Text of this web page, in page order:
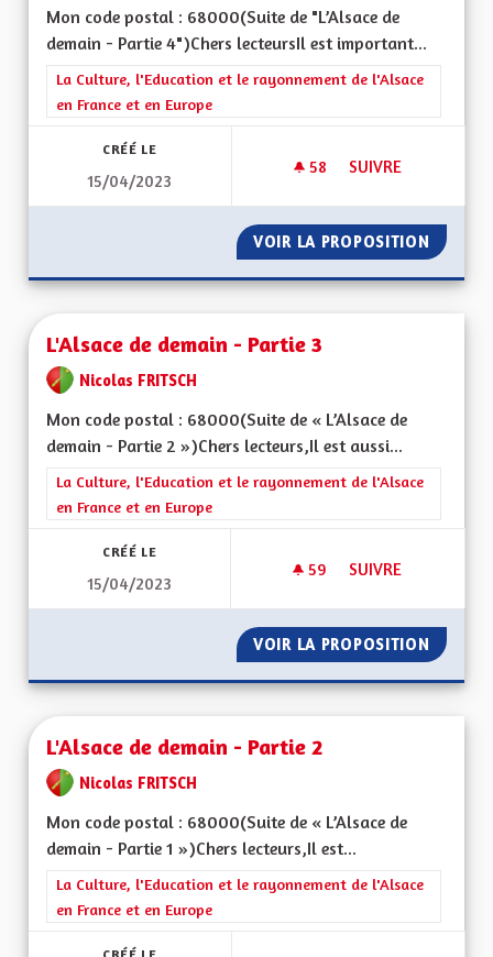
Mon code postal : 68000(Suite de "L’Alsace de
demain - Partie 4")Chers lecteursIl est important...
Filtrer les résultats de la catégorie : La Culture, l'Education et
La Culture, l'Education et le rayonnement de l'Alsace
en France et en Europe
CRÉÉ LE
15/04/2023
58 58 ABONNÉS
SUIVRE
VOIR LA PROPOSITION
L'Alsace de demain - Partie 3
Nicolas FRITSCH
Mon code postal : 68000(Suite de « L’Alsace de
demain - Partie 2 »)Chers lecteurs,Il est aussi...
Filtrer les résultats de la catégorie : La Culture, l'Education et
La Culture, l'Education et le rayonnement de l'Alsace
en France et en Europe
CRÉÉ LE
15/04/2023
59 59 ABONNÉS
SUIVRE
VOIR LA PROPOSITION
L'Alsace de demain - Partie 2
Nicolas FRITSCH
Mon code postal : 68000(Suite de « L’Alsace de
demain - Partie 1 »)Chers lecteurs,Il est...
Filtrer les résultats de la catégorie : La Culture, l'Education et
La Culture, l'Education et le rayonnement de l'Alsace
en France et en Europe